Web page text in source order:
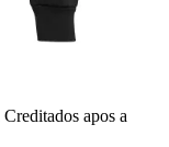
Creditados apos a